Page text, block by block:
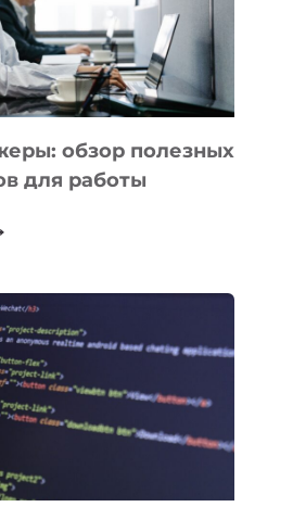
обзор полезных
для работы